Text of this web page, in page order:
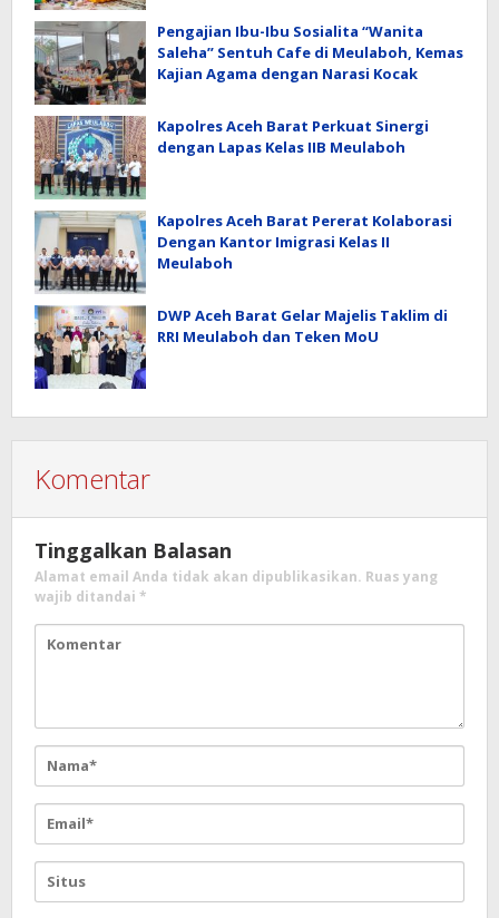
Pengajian Ibu-Ibu Sosialita “Wanita
Saleha” Sentuh Cafe di Meulaboh, Kemas
Kajian Agama dengan Narasi Kocak
Kapolres Aceh Barat Perkuat Sinergi
dengan Lapas Kelas IIB Meulaboh
Kapolres Aceh Barat Pererat Kolaborasi
Dengan Kantor Imigrasi Kelas II
Meulaboh
DWP Aceh Barat Gelar Majelis Taklim di
RRI Meulaboh dan Teken MoU
Komentar
Tinggalkan Balasan
Alamat email Anda tidak akan dipublikasikan. Ruas yang
wajib ditandai *